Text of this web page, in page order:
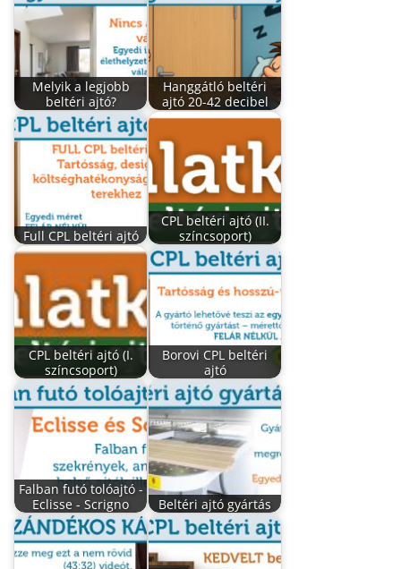
Melyik a legjobb
beltéri ajtó?
Hanggátló beltéri
ajtó 20-42 decibel
Full CPL beltéri ajtó
CPL beltéri ajtó (II.
színcsoport)
CPL beltéri ajtó (I.
színcsoport)
Borovi CPL beltéri
ajtó
Falban futó tolóajtó -
Eclisse - Scrigno
Beltéri ajtó gyártás